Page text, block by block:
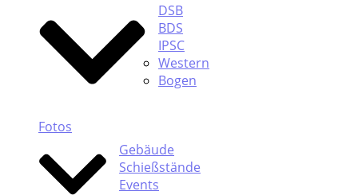
DSB
BDS
IPSC
Western
Bogen
Fotos
Gebäude
Schießstände
Events